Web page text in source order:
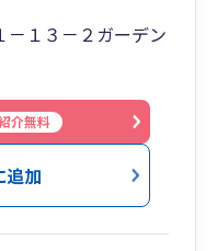
のご相談にも対応
イナンシャルプラ
ています。
－１３－２ガーデン
介無料
追加